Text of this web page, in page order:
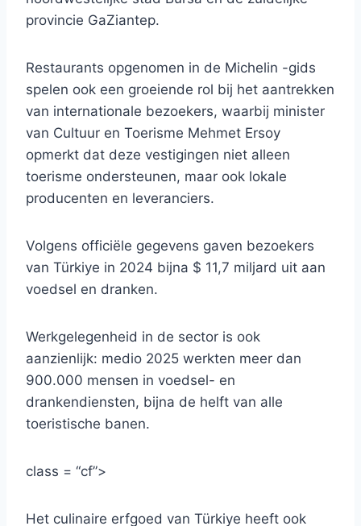
provincie GaZiantep.
Restaurants opgenomen in de Michelin -gids
spelen ook een groeiende rol bij het aantrekken
van internationale bezoekers, waarbij minister
van Cultuur en Toerisme Mehmet Ersoy
opmerkt dat deze vestigingen niet alleen
toerisme ondersteunen, maar ook lokale
producenten en leveranciers.
Volgens officiële gegevens gaven bezoekers
van Türkiye in 2024 bijna $ 11,7 miljard uit aan
voedsel en dranken.
Werkgelegenheid in de sector is ook
aanzienlijk: medio 2025 werkten meer dan
900.000 mensen in voedsel- en
drankendiensten, bijna de helft van alle
toeristische banen.
class = “cf”>
Het culinaire erfgoed van Türkiye heeft ook